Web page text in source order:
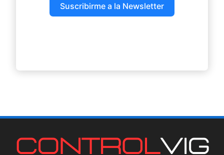
Suscribirme a la Newsletter